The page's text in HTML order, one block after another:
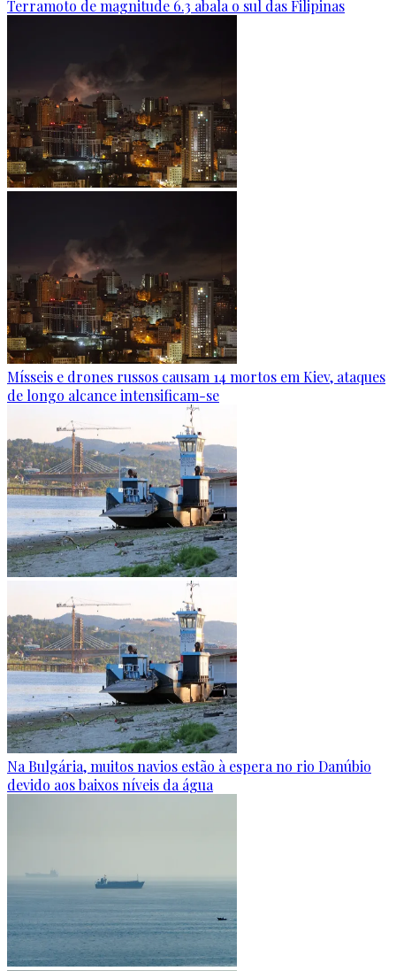
Terramoto de magnitude 6.3 abala o sul das Filipinas
Mísseis e drones russos causam 14 mortos em Kiev, ataques
de longo alcance intensificam-se
Na Bulgária, muitos navios estão à espera no rio Danúbio
devido aos baixos níveis da água